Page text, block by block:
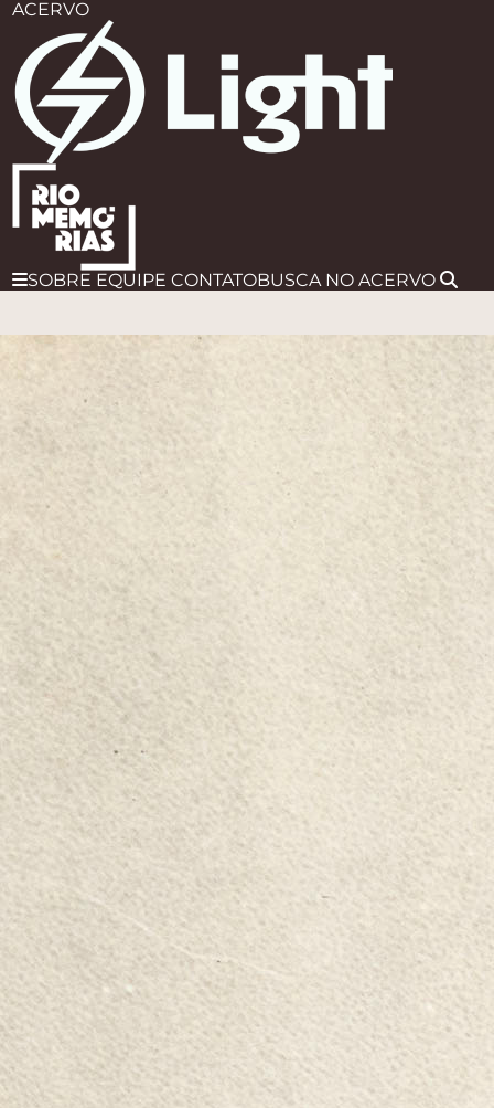
ACERVO
SOBRE EQUIPE CONTATOBUSCA NO ACERVO